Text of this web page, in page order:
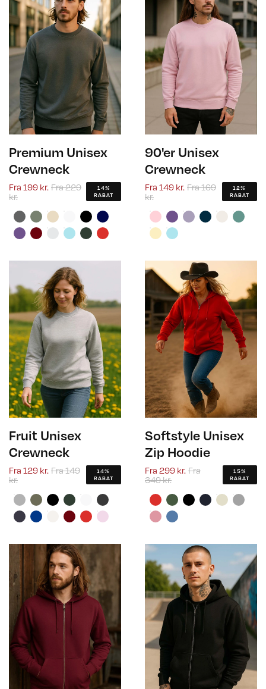
Premium Unisex
Crewneck
Fra 199 kr. Fra229
kr.
14%
RABAT
90'er Unisex
Crewneck
Fra 149 kr. Fra169
kr.
12%
RABAT
Fruit Unisex
Crewneck
Fra 129 kr. Fra149
kr.
14%
RABAT
Softstyle Unisex
Zip Hoodie
Fra 299 kr. Fra
349 kr.
15%
RABAT